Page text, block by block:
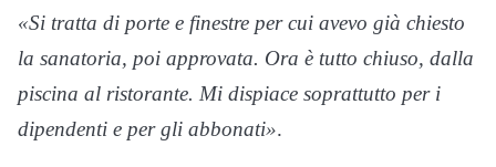
«Si tratta di porte e finestre per cui avevo già chiesto
la sanatoria, poi approvata. Ora è tutto chiuso, dalla
piscina al ristorante. Mi dispiace soprattutto per i
dipendenti e per gli abbonati».